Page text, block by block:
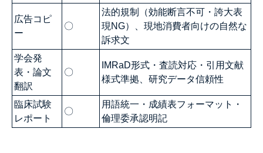
広告コピ
ー
〇
法的規制（効能断言不可・誇大表
現NG）、現地消費者向けの自然な
訴求文
学会発
表・論文
翻訳
〇
IMRaD形式・査読対応・引用文献
様式準拠、研究データ信頼性
臨床試験
レポート
〇
用語統一・成績表フォーマット・
倫理委承認明記